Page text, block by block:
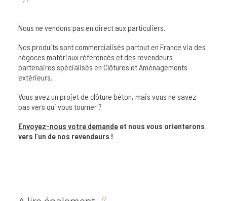
Nous ne vendons pas en direct aux particuliers.
Nos produits sont commercialisés partout en France via des
négoces matériaux référencés et des revendeurs
partenaires spécialisés en Clôtures et Aménagements
extérieurs.
Vous avez un projet de clôture béton, mais vous ne savez
pas vers qui vous tourner ?
Envoyez-nous votre demande et nous vous orienterons
vers l’un de nos revendeurs !